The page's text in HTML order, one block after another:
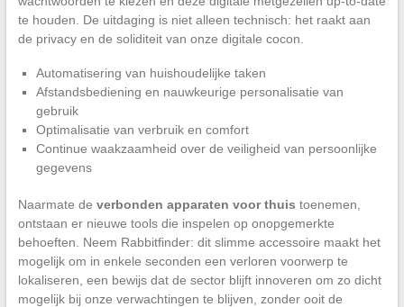
te houden. De uitdaging is niet alleen technisch: het raakt aan
de privacy en de soliditeit van onze digitale cocon.
Automatisering van huishoudelijke taken
Afstandsbediening en nauwkeurige personalisatie van
gebruik
Optimalisatie van verbruik en comfort
Continue waakzaamheid over de veiligheid van persoonlijke
gegevens
Naarmate de verbonden apparaten voor thuis toenemen,
ontstaan er nieuwe tools die inspelen op onopgemerkte
behoeften. Neem Rabbitfinder: dit slimme accessoire maakt het
mogelijk om in enkele seconden een verloren voorwerp te
lokaliseren, een bewijs dat de sector blijft innoveren om zo dicht
mogelijk bij onze verwachtingen te blijven, zonder ooit de